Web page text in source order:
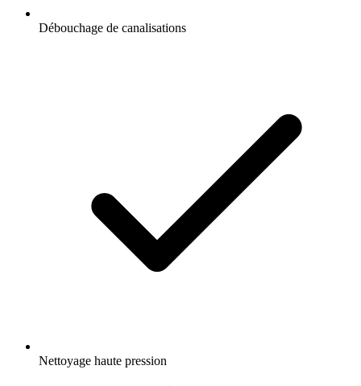
Débouchage de canalisations
Nettoyage haute pression